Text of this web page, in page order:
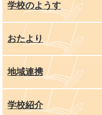
学校のようす
おたより
地域連携
学校紹介